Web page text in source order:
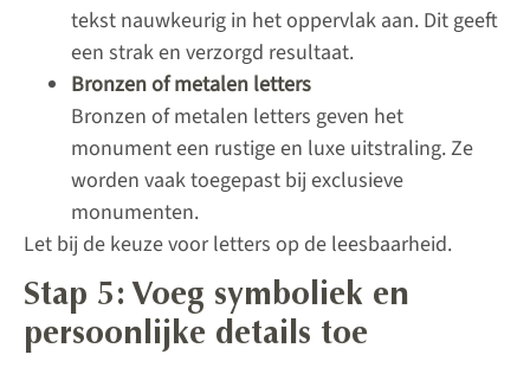
tekst nauwkeurig in het oppervlak aan. Dit geeft
een strak en verzorgd resultaat.
Bronzen of metalen letters
Bronzen of metalen letters geven het
monument een rustige en luxe uitstraling. Ze
worden vaak toegepast bij exclusieve
monumenten.
Let bij de keuze voor letters op de leesbaarheid.
Stap 5: Voeg symboliek en
persoonlijke details toe